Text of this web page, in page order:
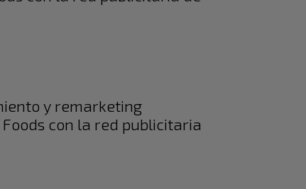
y remarketing
con la red publicitaria